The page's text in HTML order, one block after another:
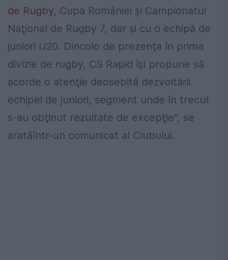
de Rugby, Cupa României şi Campionatul
Naţional de Rugby 7, dar şi cu o echipă de
juniori U20. Dincolo de prezenţa în prima
divizie de rugby, CS Rapid îşi propune să
acorde o atenţie deosebită dezvoltării
echipei de juniori, segment unde în trecut
s-au obţinut rezultate de excepţie'', se
aratăîntr-un comunicat al Clubului.